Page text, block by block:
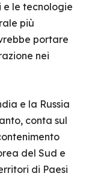
e le tecnologie
più
portare
nei
e la Russia
conta sul
del Sud e
di Paesi